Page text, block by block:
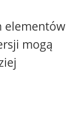
elementów
mogą